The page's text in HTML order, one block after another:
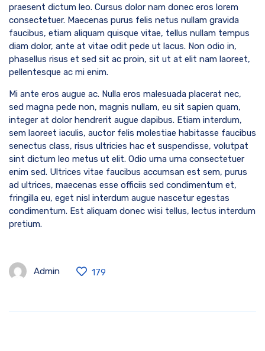
praesent dictum leo. Cursus dolor nam donec eros lorem
consectetuer. Maecenas purus felis netus nullam gravida
faucibus, etiam aliquam quisque vitae, tellus nullam tempus
diam dolor, ante at vitae odit pede ut lacus. Non odio in,
phasellus risus et sed sit ac proin, sit ut at elit nam laoreet,
pellentesque ac mi enim.
Mi ante eros augue ac. Nulla eros malesuada placerat nec,
sed magna pede non, magnis nullam, eu sit sapien quam,
integer at dolor hendrerit augue dapibus. Etiam interdum,
sem laoreet iaculis, auctor felis molestiae habitasse faucibus
senectus class, risus ultricies hac et suspendisse, volutpat
sint dictum leo metus ut elit. Odio urna urna consectetuer
enim sed. Ultrices vitae faucibus accumsan est sem, purus
ad ultrices, maecenas esse officiis sed condimentum et,
fringilla eu, eget nisl interdum augue nascetur egestas
condimentum. Est aliquam donec wisi tellus, lectus interdum
pretium.
Admin 179